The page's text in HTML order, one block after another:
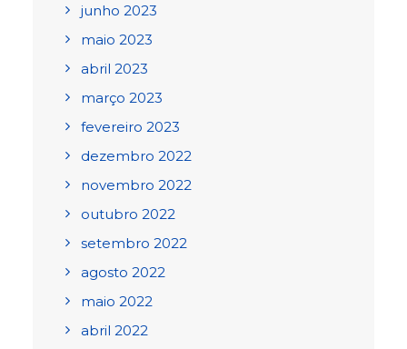
junho 2023
maio 2023
abril 2023
março 2023
fevereiro 2023
dezembro 2022
novembro 2022
outubro 2022
setembro 2022
agosto 2022
maio 2022
abril 2022